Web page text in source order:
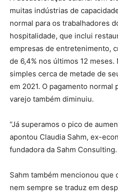
muitas indústrias de
normal para os trabalhadores
hospitalidade, que inclui
empresas de entretenimento,
de 6,4% nos últimos 12 meses.
simples cerca de metade de
em 2021. O pagamento normal
varejo também diminuiu.
“Já superamos o pico de
apontou Claudia Sahm, ex-
fundadora da Sahm Consulting.
Sahm também mencionou que
nem sempre se traduz em